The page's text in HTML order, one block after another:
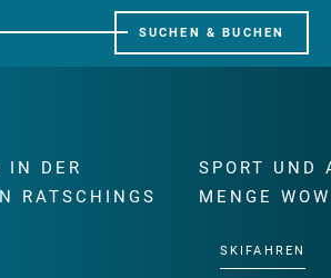
SUCHEN & BUCHEN
IN DER
RATSCHINGS
SPORT UND
MENGE
SKIFAHREN